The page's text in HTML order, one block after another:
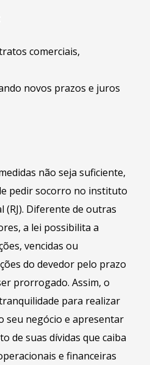
comerciais,
novos prazos e juros
não seja suficiente,
pedir socorro no instituto
(RJ). Diferente de outras
a lei possibilita a
vencidas ou
do devedor pelo prazo
prorrogado. Assim, o
para realizar
seu negócio e apresentar
de suas dívidas que caiba
e financeiras